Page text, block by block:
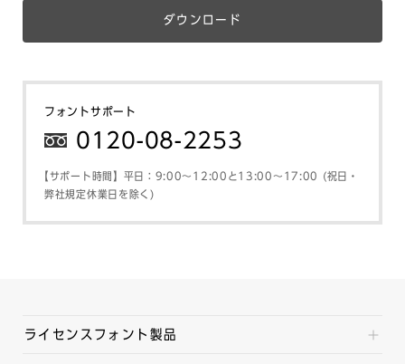
ダウンロード
フォントサポート
0120-08-2253
【サポート時間】平日：9:00～12:00と13:00～17:00 (祝日・
弊社規定休業日を除く)
ライセンスフォント製品